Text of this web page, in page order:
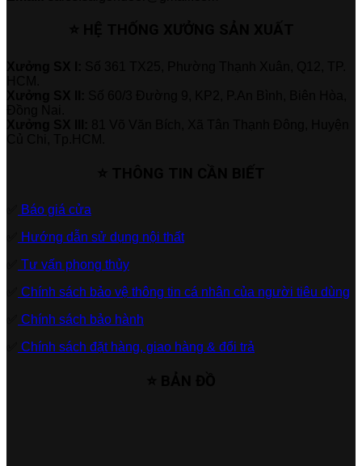
Báo giá cửa
Hướng dẫn sử dụng nội thất
Tư vấn phong thủy
Chính sách bảo vệ thông tin cá nhân của người tiêu dùng
Chính sách bảo hành
Chính sách đặt hàng, giao hàng & đổi trả